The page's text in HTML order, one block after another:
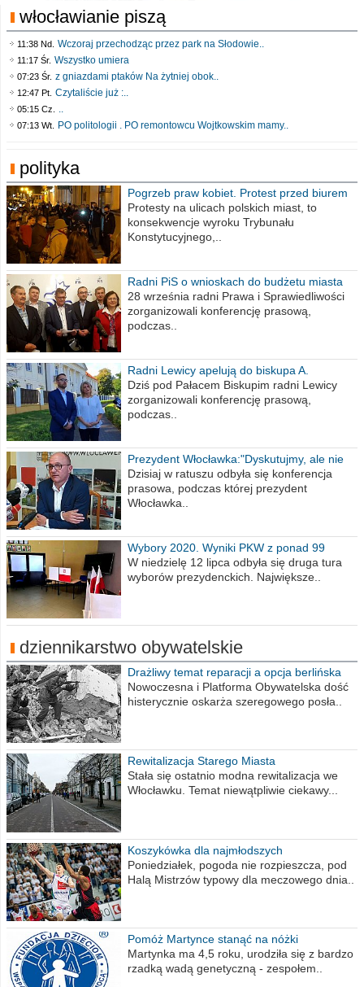
włocławianie piszą
11:38 Nd. Wczoraj przechodząc przez park na Słodowie..
11:17 Śr. Wszystko umiera
07:23 Śr. z gniazdami ptaków Na żytniej obok..
12:47 Pt. Czytaliście już :..
05:15 Cz. ..
07:13 Wt. PO politologii . PO remontowcu Wojtkowskim mamy..
polityka
Pogrzeb praw kobiet. Protest przed biurem
poselskim PiS
Protesty na ulicach polskich miast, to
konsekwencje wyroku Trybunału
Konstytucyjnego,..
Radni PiS o wnioskach do budżetu miasta
na 2021 rok
28 września radni Prawa i Sprawiedliwości
zorganizowali konferencję prasową,
podczas..
Radni Lewicy apelują do biskupa A.
Wiesława Meringa
Dziś pod Pałacem Biskupim radni Lewicy
zorganizowali konferencję prasową,
podczas..
Prezydent Włocławka:"Dyskutujmy, ale nie
obrażajmy się”
Dzisiaj w ratuszu odbyła się konferencja
prasowa, podczas której prezydent
Włocławka..
Wybory 2020. Wyniki PKW z ponad 99
procent obwodów
W niedzielę 12 lipca odbyła się druga tura
wyborów prezydenckich. Największe..
dziennikarstwo obywatelskie
Drażliwy temat reparacji a opcja berlińska
Nowoczesna i Platforma Obywatelska dość
histerycznie oskarża szeregowego posła..
Rewitalizacja Starego Miasta
Stała się ostatnio modna rewitalizacja we
Włocławku. Temat niewątpliwie ciekawy...
Koszykówka dla najmłodszych
Poniedziałek, pogoda nie rozpieszcza, pod
Halą Mistrzów typowy dla meczowego dnia..
Pomóż Martynce stanąć na nóżki
Martynka ma 4,5 roku, urodziła się z bardzo
rzadką wadą genetyczną - zespołem..